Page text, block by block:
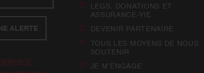
ALERTE
LEGS, DONATIONS ET
ASSURANCE-VIE
DEVENIR PARTENAIRE
TOUS LES MOYENS DE NOUS
SOUTENIR
JE M’ENGAGE